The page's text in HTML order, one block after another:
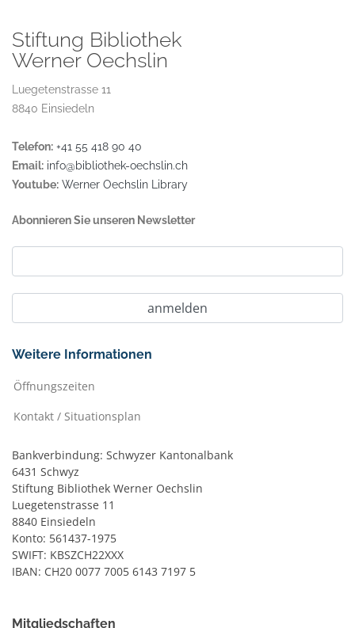
Stiftung Bibliothek
Werner Oechslin
Luegetenstrasse 11
8840 Einsiedeln
Telefon: +41 55 418 90 40
Email: info@bibliothek-oechslin.ch
Youtube: Werner Oechslin Library
Abonnieren Sie unseren Newsletter
Weitere Informationen
Öffnungszeiten
Kontakt / Situationsplan
Bankverbindung: Schwyzer Kantonalbank
6431 Schwyz
Stiftung Bibliothek Werner Oechslin
Luegetenstrasse 11
8840 Einsiedeln
Konto: 561437-1975
SWIFT: KBSZCH22XXX
IBAN: CH20 0077 7005 6143 7197 5
Mitgliedschaften